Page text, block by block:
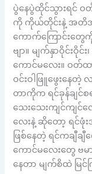
ပွဲနေပွဲထိုင်သွားရင်
ကို ကိုယ်တိုင်းနဲ့ အတိအ
ကောက်ကြောင်းတွ
ဗျာ။ မျက်နှာဝိုင်း
ကောင်မလေး။ ဝတ်
ဝင်းဝါဖြူဖွေးနေတဲ့
တာကိုက ရင်ခုန်ချင်
သေးသေးကျင်ကျင်လ
လေးနဲ့ ဆိုတော့ ရင်
ဖြစ်နေတဲ့ ရင်ကချီ
ကောင်မလေးတွေ ဗမ
နေတာ မျက်စိထဲ မြင်က